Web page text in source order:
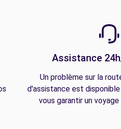
Assistance
Un problème sur la
d'assistance est
vous garantir un